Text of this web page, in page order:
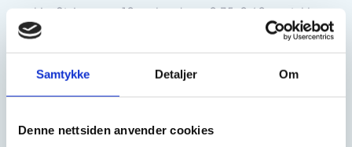
Samtykke Detaljer Om
Denne nettsiden anvender cookies
maskin. Stripene er 10 cm brede og 0,35–0,40 mm tykke,
avhengig av materialet.
levetid på 5–8 år.